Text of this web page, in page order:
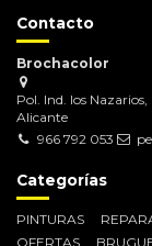
Contacto
Brochacolor
Pol. Ind. los
Alicante
966 792 053
Categorías
PINTURAS
OFERTAS